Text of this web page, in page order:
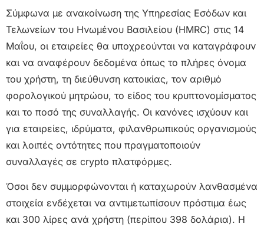
Σύμφωνα με ανακοίνωση της Υπηρεσίας Εσόδων και
Τελωνείων του Ηνωμένου Βασιλείου (HMRC) στις 14
Μαΐου, οι εταιρείες θα υποχρεούνται να καταγράφουν
και να αναφέρουν δεδομένα όπως το πλήρες όνομα
του χρήστη, τη διεύθυνση κατοικίας, τον αριθμό
φορολογικού μητρώου, το είδος του κρυπτονομίσματος
και το ποσό της συναλλαγής. Οι κανόνες ισχύουν και
για εταιρείες, ιδρύματα, φιλανθρωπικούς οργανισμούς
και λοιπές οντότητες που πραγματοποιούν
συναλλαγές σε crypto πλατφόρμες.
Όσοι δεν συμμορφώνονται ή καταχωρούν λανθασμένα
στοιχεία ενδέχεται να αντιμετωπίσουν πρόστιμα έως
και 300 λίρες ανά χρήστη (περίπου 398 δολάρια). Η